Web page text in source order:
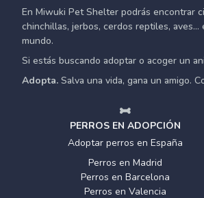
En Miwuki Pet Shelter podrás encontrar
chinchillas, jerbos, cerdos reptiles,
mundo.
Si estás buscando adoptar o acoger un
Adopta. Salva una vida, gana un amigo.
PERROS EN ADOPCIÓN
Adoptar perros en España
Perros en Madrid
Perros en Barcelona
Perros en Valencia